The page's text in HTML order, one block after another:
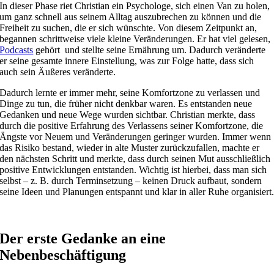
In dieser Phase riet Christian ein Psychologe, sich einen Van zu holen,
um ganz schnell aus seinem Alltag auszubrechen zu können und die
Freiheit zu suchen, die er sich wünschte. Von diesem Zeitpunkt an,
begannen schrittweise viele kleine Veränderungen. Er hat viel gelesen,
Podcasts gehört und stellte seine Ernährung um. Dadurch veränderte
er seine gesamte innere Einstellung, was zur Folge hatte, dass sich
auch sein Äußeres veränderte.
Dadurch lernte er immer mehr, seine Komfortzone zu verlassen und
Dinge zu tun, die früher nicht denkbar waren. Es entstanden neue
Gedanken und neue Wege wurden sichtbar. Christian merkte, dass
durch die positive Erfahrung des Verlassens seiner Komfortzone, die
Ängste vor Neuem und Veränderungen geringer wurden. Immer wenn
das Risiko bestand, wieder in alte Muster zurückzufallen, machte er
den nächsten Schritt und merkte, dass durch seinen Mut ausschließlich
positive Entwicklungen entstanden. Wichtig ist hierbei, dass man sich
selbst – z. B. durch Terminsetzung – keinen Druck aufbaut, sondern
seine Ideen und Planungen entspannt und klar in aller Ruhe organisiert.
Der erste Gedanke an eine
Nebenbeschäftigung